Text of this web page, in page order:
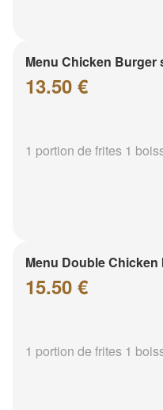
Menu Chicken Burger
13.50 €
1 portion de frites 1
Menu Double Chicken
15.50 €
1 portion de frites 1